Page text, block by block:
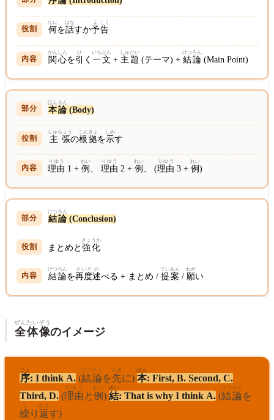
何
なに
を話
はな
すか予
よ
告
こく
関心
かんしん
を引
ひ
く一文
いちぶん
+ 主題
しゅだい
(テーマ) +結論
けつろん
(Main Point)
本論
ほんろん
(Body)
主張
しゅちょう
の根拠
こんきょ
を示
しめ
す
理由
りゆう
1 +例
れい
、理由
りゆう
2 +例
れい
、 (理由
りゆう
3 +例
れい
)
結論
けつろん
(Conclusion)
まとめと強化
きょうか
結論
けつろん
を再度
さいど
述
の
べる + まとめ /提案
ていあん
/願
ねが
い
全体
ぜんたい
像
ぞう
のイメージ
序
じょ
: I think A. (結論
けつろん
を先
さき
に) 本
ほん
: First, B. Second, C.
Third, D. (理由
りゆう
と例
れい
) 結
ゆい
: That is why I think A. (結論
けつろん
を
繰
く
り 返
かえ
す)